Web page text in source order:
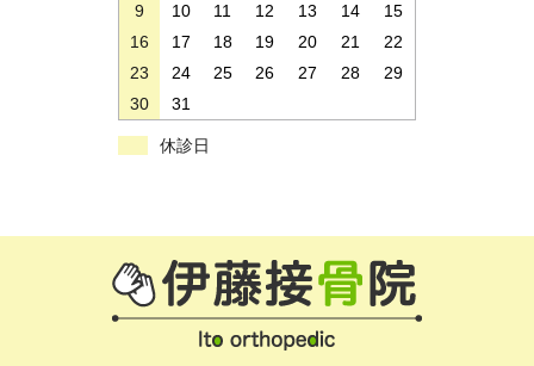
9
10 11 12 13 14
15
16
17 18 19 20 21
22
23
24 25 26 27 28
29
30
31
休診日